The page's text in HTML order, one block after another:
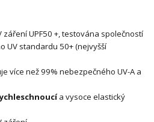
UPF50 +, testována společností
UV standardu 50+ (nejvyšší
více než 99% nebezpečného UV-A a
a vysoce elastický